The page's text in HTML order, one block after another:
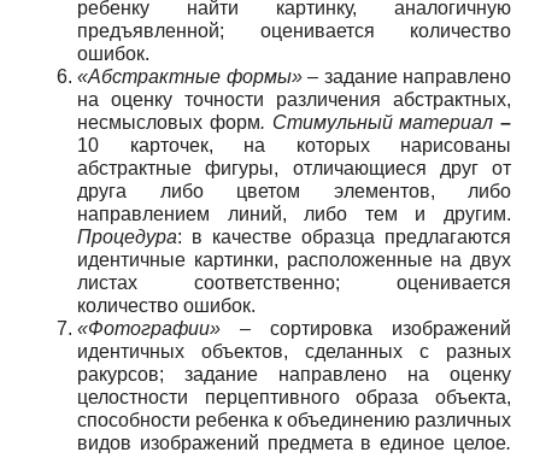
ребенку найти картинку, аналогичную
предъявленной; оценивается количество
ошибок.
«Абстрактные формы»– задание направлено
на оценку точности различения абстрактных,
несмысловых форм. Стимульный материал –
10 карточек, на которых нарисованы
абстрактные фигуры, отличающиеся друг от
друга либо цветом элементов, либо
направлением линий, либо тем и другим.
Процедура: в качестве образца предлагаются
идентичные картинки, расположенные на двух
листах соответственно; оценивается
количество ошибок.
«Фотографии» – сортировка изображений
идентичных объектов, сделанных с разных
ракурсов; задание направлено на оценку
целостности перцептивного образа объекта,
способности ребенка к объединению различных
видов изображений предмета в единое целое.